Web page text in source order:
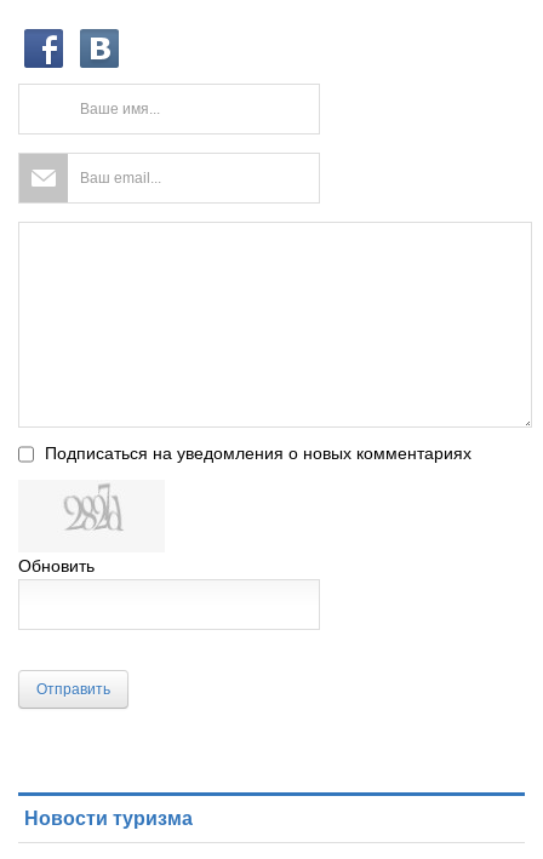
Подписаться на уведомления о новых комментариях
Обновить
Отправить
Новости туризма